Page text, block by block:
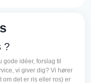
?
gode idéer, forslag til
vi giver dig? Vi hører
om det er ris eller ros) er